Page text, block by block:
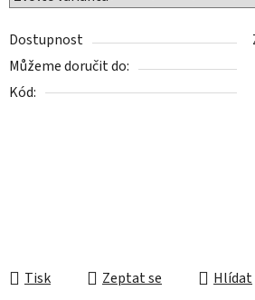
Dostupnost
Můžeme doručit do:
Kód:
Tisk Zeptat se Hlídat